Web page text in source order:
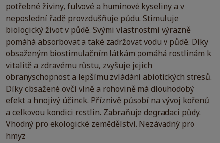
potřebné živiny, fulvové a huminové kyseliny a v
neposlední řadě provzdušňuje půdu. Stimuluje
biologický život v půdě. Svými vlastnostmi výrazně
pomáhá absorbovat a také zadržovat vodu v půdě. Díky
obsaženým biostimulačním látkám pomáhá rostlinám k
vitalitě a zdravému růstu, zvyšuje jejich
obranyschopnost a lepšímu zvládání abiotických stresů.
Díky obsažené ovčí vlně a rohovině má dlouhodobý
efekt a hnojivý účinek. Příznivě působí na vývoj kořenů
a celkovou kondici rostlin. Zabraňuje degradaci půdy.
Vhodný pro ekologické zemědělství. Nezávadný pro
hmyz